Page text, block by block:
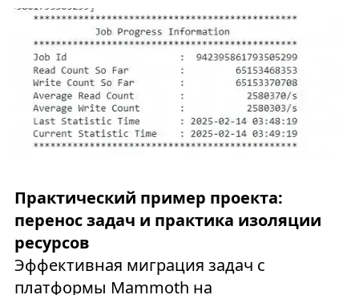
Практический пример проекта:
перенос задач и практика изоляции
ресурсов
Эффективная миграция задач с
платформы Mammoth на